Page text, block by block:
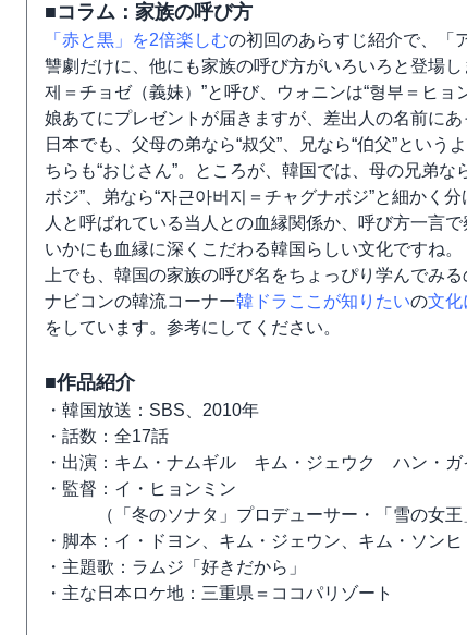
■コラム：家族の呼び方
「赤と黒」を2倍楽しむの初回のあらすじ紹介で、「
讐劇だけに、他にも家族の呼び方がいろいろと登場
제＝チョゼ（義妹）”と呼び、ウォニンは“형부＝ヒ
娘あてにプレゼントが届きますが、差出人の名前に
日本でも、父母の弟なら“叔父”、兄なら“伯父”とい
ちらも“おじさん”。ところが、韓国では、母の兄弟
ボジ”、弟なら“자근아버지＝チャグナボジ”と細かく
人と呼ばれている当人との血縁関係か、呼び方一言
いかにも血縁に深くこだわる韓国らしい文化ですね
上でも、韓国の家族の呼び名をちょっぴり学んでみ
ナビコンの韓流コーナー韓ドラここが知りたいの文化
をしています。参考にしてください。
■作品紹介
・韓国放送：SBS、2010年
・話数：全17話
・出演：キム・ナムギル キム・ジェウク ハン
・監督：イ・ヒョンミン
（「冬のソナタ」プロデューサー・「雪の女王」
・脚本：イ・ドヨン、キム・ジェウン、キム・ソンヒ
・主題歌：ラムジ「好きだから」
・主な日本ロケ地：三重県＝ココパリゾート